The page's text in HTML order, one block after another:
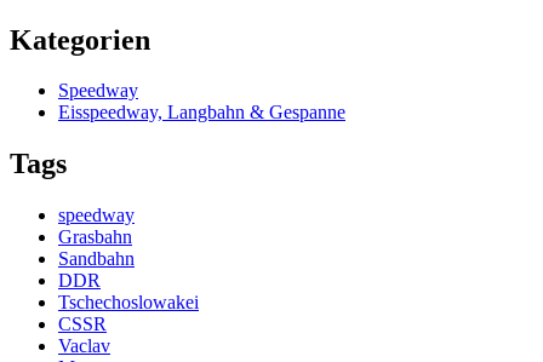
Kategorien
Speedway
Eisspeedway, Langbahn & Gespanne
Tags
speedway
Grasbahn
Sandbahn
DDR
Tschechoslowakei
CSSR
Vaclav